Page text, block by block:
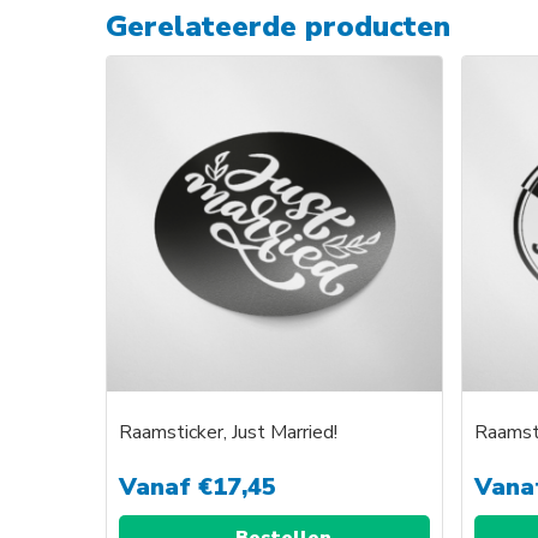
Gerelateerde producten
Raamsticker, Just Married!
Vanaf €17,45